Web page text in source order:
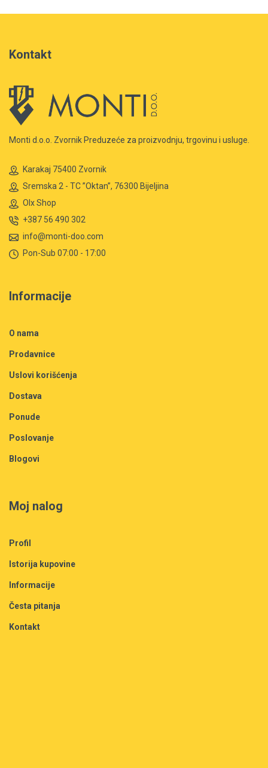
Kontakt
Monti d.o.o. Zvornik Preduzeće za proizvodnju, trgovinu i usluge.
Karakaj 75400 Zvornik
Sremska 2 - TC ”Oktan”, 76300 Bijeljina
Olx Shop
+387 56 490 302
info@monti-doo.com
Pon-Sub 07:00 - 17:00
Informacije
O nama
Prodavnice
Uslovi korišćenja
Dostava
Ponude
Poslovanje
Blogovi
Moj nalog
Profil
Istorija kupovine
Informacije
Česta pitanja
Kontakt